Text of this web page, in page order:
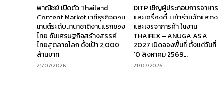
พาณิชย์ เปิดตัว Thailand
Content Market เวทีธุรกิจคอน
เทนต์ระดับนานาชาติงานแรกของ
ไทย ดันเศรษฐกิจสร้างสรรค์
ไทยสู่ตลาดโลก ตั้งเป้า 2,000
ล้านบาท
21/07/2026
DITP เชิญผู้ประกอบการอาหาร
และเครื่องดื่ม เข้าร่วมจัดแสดง
และเจรจาการค้า ในงาน
THAIFEX – ANUGA ASIA
2027 เปิดจองพื้นที่ ตั้งแต่วันที่
10 สิงหาคม 2569...
21/07/2026